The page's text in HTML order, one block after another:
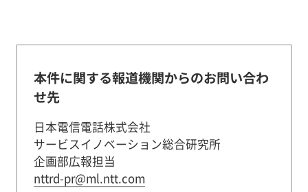
本件に関する報道機関からのお問い合わ
せ先
日本電信電話株式会社
サービスイノベーション総合研究所
企画部広報担当
nttrd-pr@ml.ntt.com